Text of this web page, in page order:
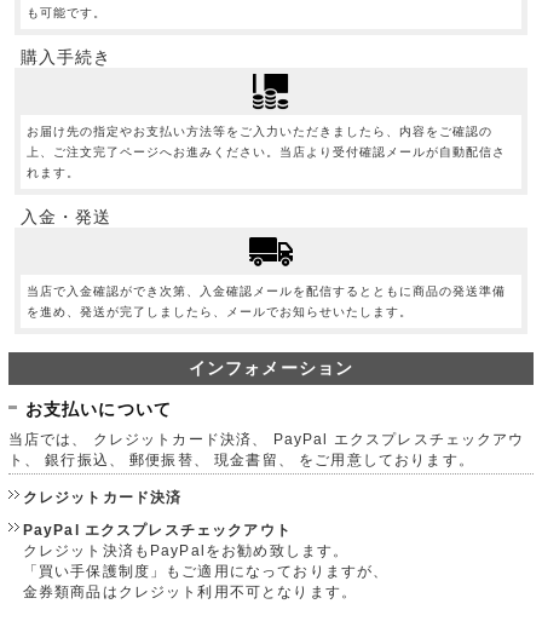
も可能です。
購入手続き
お届け先の指定やお支払い方法等をご入力いただきましたら、内容をご確認の
上、ご注文完了ページへお進みください。当店より受付確認メールが自動配信さ
れます。
入金・発送
当店で入金確認ができ次第、入金確認メールを配信するとともに商品の発送準備
を進め、発送が完了しましたら、メールでお知らせいたします。
インフォメーション
お支払いについて
当店では、 クレジットカード決済、 PayPal エクスプレスチェックアウ
ト、 銀行振込、 郵便振替、 現金書留、 をご用意しております。
クレジットカード決済
PayPal エクスプレスチェックアウト
クレジット決済もPayPalをお勧め致します。
「買い手保護制度」もご適用になっておりますが、
金券類商品はクレジット利用不可となります。